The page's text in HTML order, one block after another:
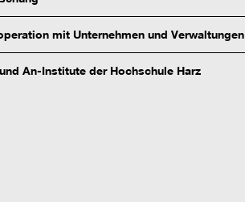
mit Unternehmen und Verwaltungen
An-Institute der Hochschule Harz